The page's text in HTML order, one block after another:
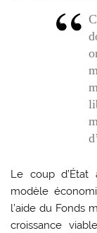
Le coup
modèle
l’aide du Fonds
croissance